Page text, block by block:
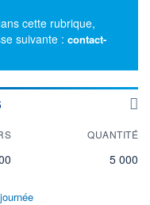
cette rubrique,
suivante : contact-
QUANTITÉ
5 000